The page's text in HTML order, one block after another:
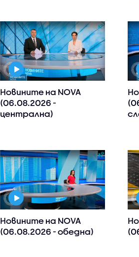
Новините на NOVA
(06.08.2026 -
централна)
Новините на NOVA
(06.08.2026 - обедна)